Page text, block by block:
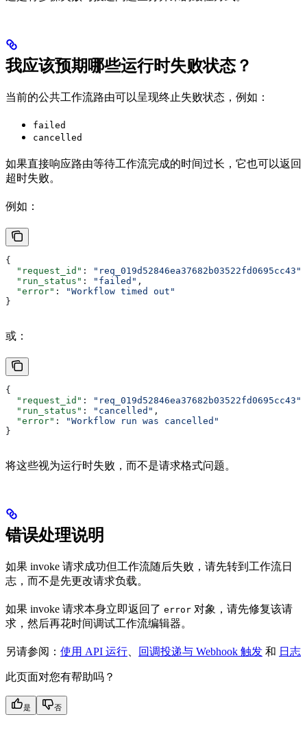
我应该预期哪些运行时失败状态？
当前的公共工作流路由可以呈现终止失败状态，例如：
failed
cancelled
如果直接响应路由等待工作流完成的时间过长，它也可以返回
超时失败。
例如：
{
  "request_id"
: "req_019d52846ea37682b03522fd0695cc43"
  "run_status"
: "failed" ,
  "error"
:
"Workflow timed out"
}
或：
{
  "request_id"
: "req_019d52846ea37682b03522fd0695cc43"
  "run_status"
: "cancelled" ,
  "error"
:
"Workflow run was cancelled"
}
将这些视为运行时失败，而不是请求格式问题。
错误处理说明
如果 invoke 请求成功但工作流随后失败，请先转到工作流日
志，而不是先更改请求负载。
如果 invoke 请求本身立即返回了 error 对象，请先修复该请
求，然后再花时间调试工作流编辑器。
另请参阅： 使用 API 运行 回调投递与 Webhook 触发 和 日志
此页面对您有帮助吗？
是 否